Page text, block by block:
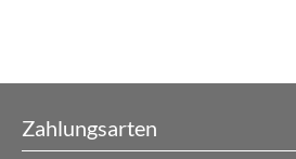
Zahlungsarten